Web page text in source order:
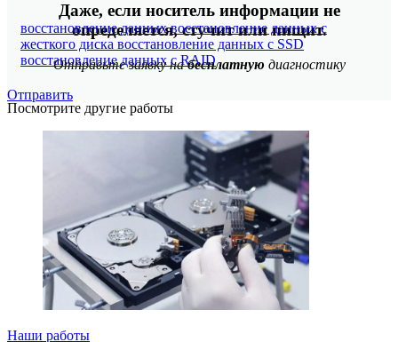
Даже, если носитель информации не
определяется, стучит или пищит.
Отправьте заявку набесплатную диагностику
Отправить
восстановление данных восстановление данных с
жесткого диска восстановление данных с SSD
восстановление данных с RAID
Посмотрите другие работы
Наши работы